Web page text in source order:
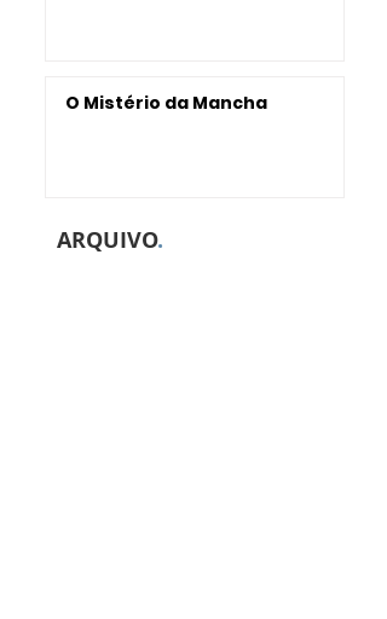
O Mistério da Mancha
ARQUIVO.